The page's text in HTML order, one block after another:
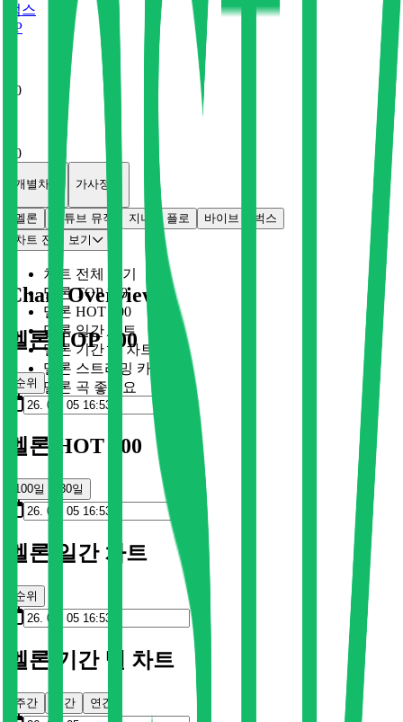
벅스
P
0
0
개별차트 가사정보
멜론 유튜브 뮤직 지니 플로 바이브
벅스
차트 전체 보기
차트 전체 보기
멜론 TOP 100
멜론 HOT 100
멜론 일간 차트
멜론 기간 별 차트
멜론 스트리밍 카드
멜론 곡 좋아요
Chart Overview
멜론 TOP 100
순위
멜론 HOT 100
100일 30일
멜론 일간 차트
순위
멜론 기간 별 차트
주간 월간 연간